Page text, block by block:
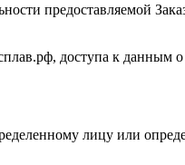
предоставляемой
доступа к данным
лицу или